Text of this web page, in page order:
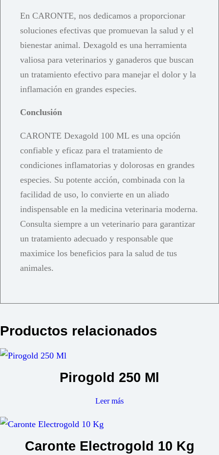
En CARONTE, nos dedicamos a proporcionar
soluciones efectivas que promuevan la salud y el
bienestar animal. Dexagold es una herramienta
valiosa para veterinarios y ganaderos que buscan
un tratamiento efectivo para manejar el dolor y la
inflamación en grandes especies.
Conclusión
CARONTE Dexagold 100 ML es una opción
confiable y eficaz para el tratamiento de
condiciones inflamatorias y dolorosas en grandes
especies. Su potente acción, combinada con la
facilidad de uso, lo convierte en un aliado
indispensable en la medicina veterinaria moderna.
Consulta siempre a un veterinario para garantizar
un tratamiento adecuado y responsable que
maximice los beneficios para la salud de tus
animales.
Productos relacionados
Pirogold 250 Ml
Leer más
Caronte Electrogold 10 Kg